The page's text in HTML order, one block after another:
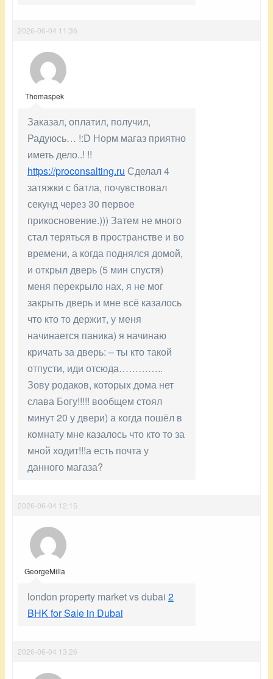
2026-06-04 11:36
Thomaspek
Заказал, оплатил, получил,
Радуюсь… !:D Норм магаз приятно
иметь дело..! !!
https://proconsalting.ru Сделал 4
затяжки с батла, почувствовал
секунд через 30 первое
прикосновение.))) Затем не много
стал теряться в пространстве и во
времени, а когда поднялся домой,
и открыл дверь (5 мин спустя)
меня перекрыло нах, я не мог
закрыть дверь и мне всё казалось
что кто то держит, у меня
начинается паника) я начинаю
кричать за дверь: – ты кто такой
отпусти, иди отсюда…………..
Зову родаков, которых дома нет
слава Богу!!!!! вообщем стоял
минут 20 у двери) а когда пошёл в
комнату мне казалось что кто то за
мной ходит!!!а есть почта у
данного магаза?
2026-06-04 12:15
GeorgeMilla
london property market vs dubai 2
BHK for Sale in Dubai
2026-06-04 13:26